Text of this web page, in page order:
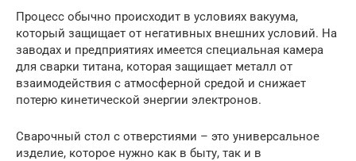
Процесс обычно происходит в условиях вакуума,
который защищает от негативных внешних условий. На
заводах и предприятиях имеется специальная камера
для сварки титана, которая защищает металл от
взаимодействия с атмосферной средой и снижает
потерю кинетической энергии электронов.
Сварочный стол с отверстиями – это универсальное
изделие, которое нужно как в быту, так и в